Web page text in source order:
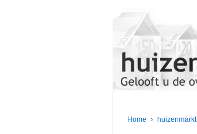
Home › huizenmarkt